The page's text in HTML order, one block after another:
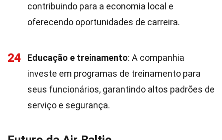
contribuindo para a economia local e
oferecendo oportunidades de carreira.
24 Educação e treinamento: A companhia
investe em programas de treinamento para
seus funcionários, garantindo altos padrões de
serviço e segurança.